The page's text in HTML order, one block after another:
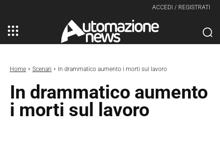
ACCEDI / REGISTRATI
Home Scenari In drammatico aumento i morti sul lavoro
In drammatico aumento
i morti sul lavoro